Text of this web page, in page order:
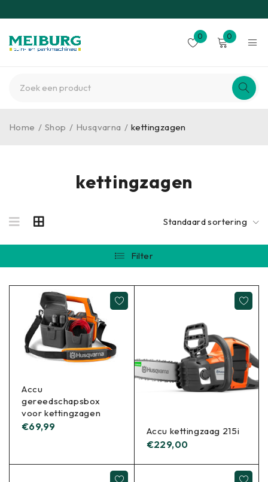
0 0
kettingzagen
Home / Shop / Husqvarna / kettingzagen
Standaard sortering
Filter
Accu
gereedschapsbox
voor kettingzagen
€69,99 Accu kettingzaag 215i
€229,00